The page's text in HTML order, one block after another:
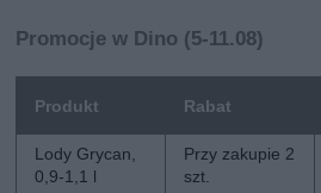
Promocje w Dino (5-11.08)
Produkt Rabat
Lody Grycan,
0,9-1,1 l
Przy zakupie 2
szt.